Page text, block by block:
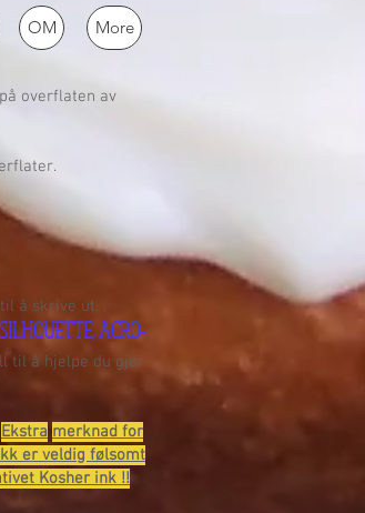
OM More
overflaten av
å skrive ut. .
ACRO-
til å hjelpe du gjør
Ekstra merknad for
er veldig følsomt
Kosher ink !!